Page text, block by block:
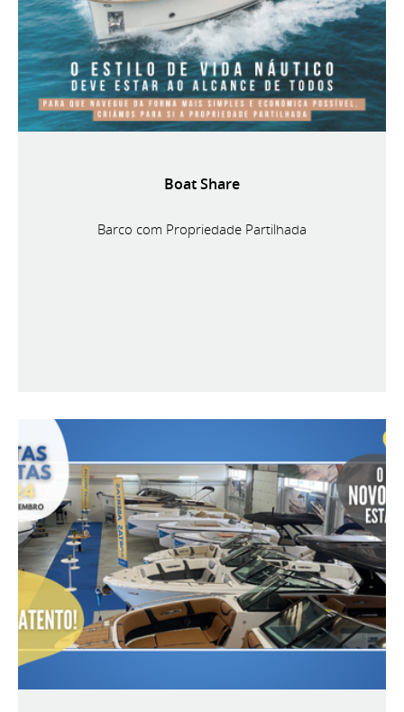
Boat Share
Barco com Propriedade Partilhada